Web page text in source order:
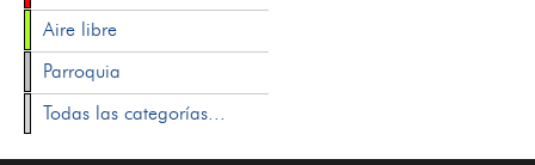
Aire libre
Parroquia
Todas las categorías...